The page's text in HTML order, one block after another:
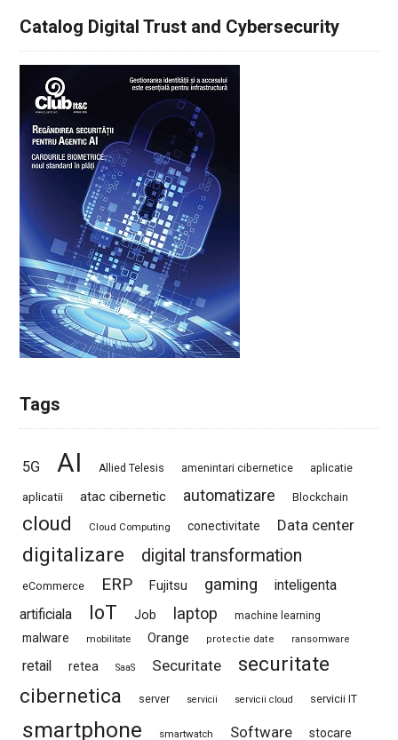
Catalog Digital Trust and Cybersecurity
Tags
5G AI Allied Telesis amenintari cibernetice aplicatie
aplicatii atac cibernetic automatizare Blockchain
cloud Cloud Computing conectivitate Data center
digitalizare digital transformation
eCommerce ERP Fujitsu gaming
inteligenta
artificiala
IoT Job laptop machine learning
malware mobilitate Orange protectie date ransomware
retail retea SaaS Securitate
securitate
cibernetica
server servicii servicii cloud servicii IT
smartphone smartwatch Software stocare